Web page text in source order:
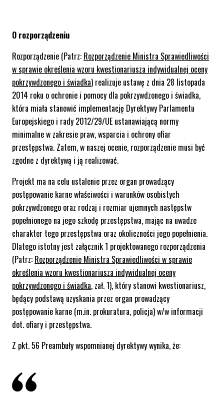
O rozporządzeniu
Rozporządzenie (Patrz: Rozporządzenie Ministra Sprawiedliwości
w sprawie określenia wzoru kwestionariusza indywidualnej oceny
pokrzywdzonego i świadka) realizuje ustawę z dnia 28 listopada
2014 roku o ochronie i pomocy dla pokrzywdzonego i świadka,
która miała stanowić implementację Dyrektywy Parlamentu
Europejskiego i rady 2012/29/UE ustanawiającą normy
minimalne w zakresie praw, wsparcia i ochrony ofiar
przestępstwa. Zatem, w naszej ocenie, rozporządzenie musi być
zgodne z dyrektywą i ją realizować.
Projekt ma na celu ustalenie przez organ prowadzący
postępowanie karne właściwości i warunków osobistych
pokrzywdzonego oraz rodzaj i rozmiar ujemnych następstw
popełnionego na jego szkodę przestępstwa, mając na uwadze
charakter tego przestępstwa oraz okoliczności jego popełnienia.
Dlatego istotny jest załącznik 1 projektowanego rozporządzenia
(Patrz: Rozporządzenie Ministra Sprawiedliwości w sprawie
określenia wzoru kwestionariusza indywidualnej oceny
pokrzywdzonego i świadka, zał. 1), który stanowi kwestionariusz,
będący podstawą uzyskania przez organ prowadzący
postępowanie karne (m.in. prokuratura, policja) w/w informacji
dot. ofiary i przestępstwa.
Z pkt. 56 Preambuły wspomnianej dyrektywy wynika, że: